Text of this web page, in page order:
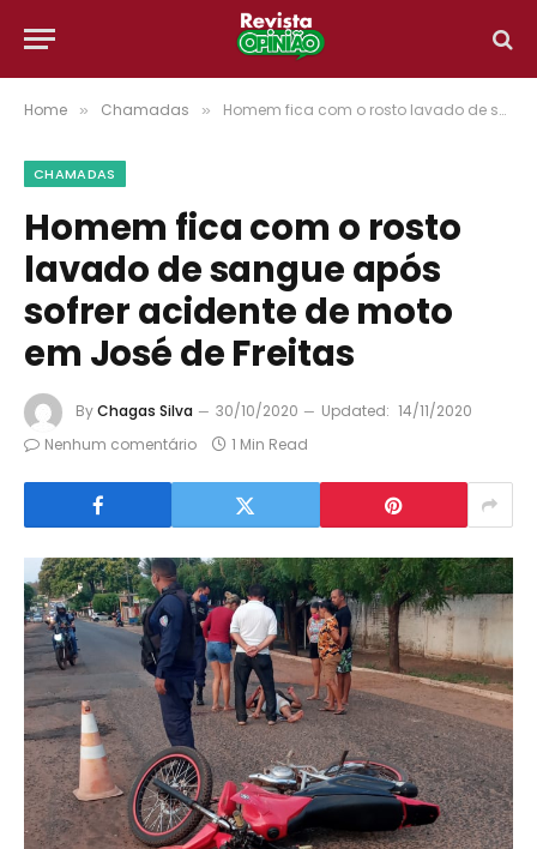
Home » Chamadas » Homem fica com o rosto lavado de sangue após sofrer acidente de moto em José de Freitas
CHAMADAS
Homem fica com o rosto
lavado de sangue após
sofrer acidente de moto
em José de Freitas
ByChagas Silva 30/10/2020 Updated: 14/11/2020
Nenhum comentário
1 Min Read